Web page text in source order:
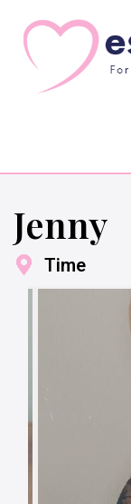
Jenny
Time